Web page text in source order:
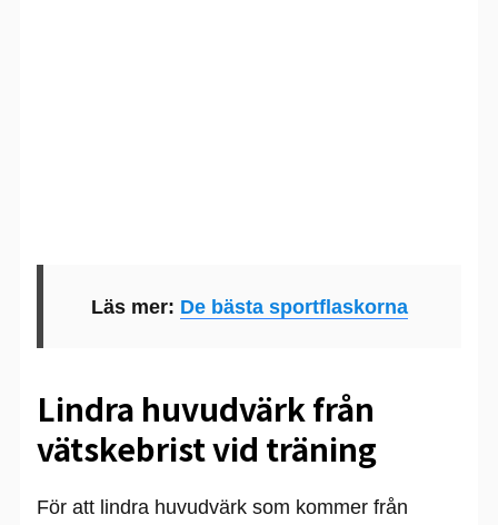
Läs mer: De bästa sportflaskorna
Lindra huvudvärk från
vätskebrist vid träning
För att lindra huvudvärk som kommer från